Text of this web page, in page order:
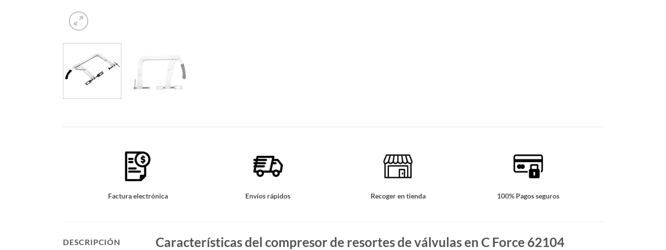
Factura electrónica Envíos rápidos Recoger en tienda 100% Pagos seguros
DESCRIPCIÓN Características del compresor de resortes de válvulas en C Force 62104